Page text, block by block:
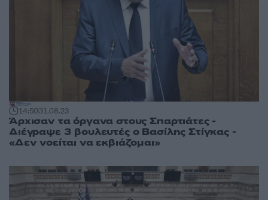
14:5031.08.23
Άρχισαν τα όργανα στους Σπαρτιάτες -
Διέγραψε 3 βουλευτές ο Βασίλης Στίγκας -
«Δεν νοείται να εκβιάζομαι»